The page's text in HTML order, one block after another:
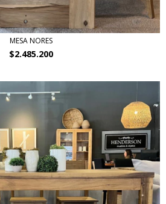
MESA NORES
$2.485.200